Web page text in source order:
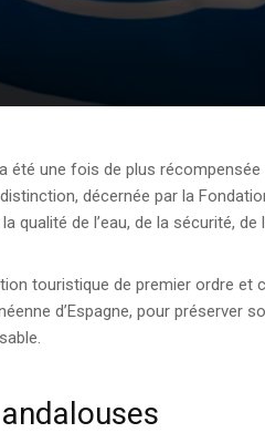
une fois de plus récompensée
décernée par la
qualité de l’eau, de la sécurité, de
touristique de premier ordre et
d’Espagne, pour préserver